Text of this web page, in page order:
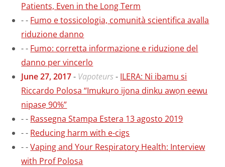
Patients, Even in the Long Term
-- Fumo e tossicologia, comunità scientifica avalla
riduzione danno
-- Fumo: corretta informazione e riduzione del
danno per vincerlo
June 27, 2017- Vapoteurs - ILERA: Ni ibamu si
Riccardo Polosa “Imukuro ijona dinku awọn eewu
nipasẹ 90%”
-- Rassegna Stampa Estera 13 agosto 2019
-- Reducing harm with e-cigs
--Vaping and Your Respiratory Health: Interview
with Prof Polosa